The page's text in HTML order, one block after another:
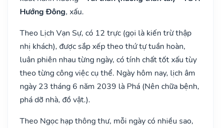
Hướng Đông, xấu.
Theo Lịch Vạn Sự, có 12 trực (gọi là kiến trừ thập
nhị khách), được sắp xếp theo thứ tự tuần hoàn,
luân phiên nhau từng ngày, có tính chất tốt xấu tùy
theo từng công việc cụ thể. Ngày hôm nay, lịch âm
ngày 23 tháng 6 năm 2039 là Phá (Nên chữa bệnh,
phá dỡ nhà, đồ vật.).
Theo Ngọc hạp thông thư, mỗi ngày có nhiều sao,